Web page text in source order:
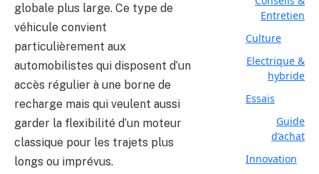
globale plus large. Ce type de
véhicule convient
particulièrement aux
automobilistes qui disposent d’un
accès régulier à une borne de
recharge mais qui veulent aussi
garder la flexibilité d’un moteur
classique pour les trajets plus
longs ou imprévus.
Entretien
Culture
Electrique &
hybride
Essais
Guide
d’achat
Innovation